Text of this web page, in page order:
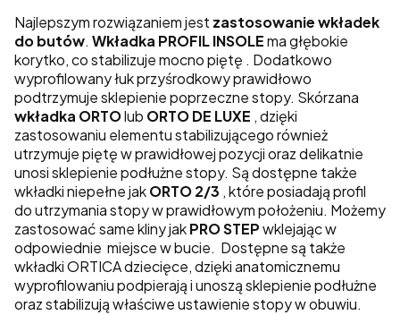
Najlepszym rozwiązaniem jest zastosowanie wkładek
do butów. Wkładka PROFIL INSOLEma głębokie
korytko, co stabilizuje mocno piętę . Dodatkowo
wyprofilowany łuk przyśrodkowy prawidłowo
podtrzymuje sklepienie poprzeczne stopy. Skórzana
wkładka ORTOlub ORTO DE LUXE , dzięki
zastosowaniu elementu stabilizującego również
utrzymuje piętę w prawidłowej pozycji oraz delikatnie
unosi sklepienie podłużne stopy. Są dostępne także
wkładki niepełne jakORTO 2/3 , które posiadają profil
do utrzymania stopy w prawidłowym położeniu. Możemy
zastosować same kliny jakPRO STEPwklejając w
odpowiednie miejsce w bucie. Dostępne są także
wkładki ORTICA dziecięce, dzięki anatomicznemu
wyprofilowaniu podpierają i unoszą sklepienie podłużne
oraz stabilizują właściwe ustawienie stopy w obuwiu.